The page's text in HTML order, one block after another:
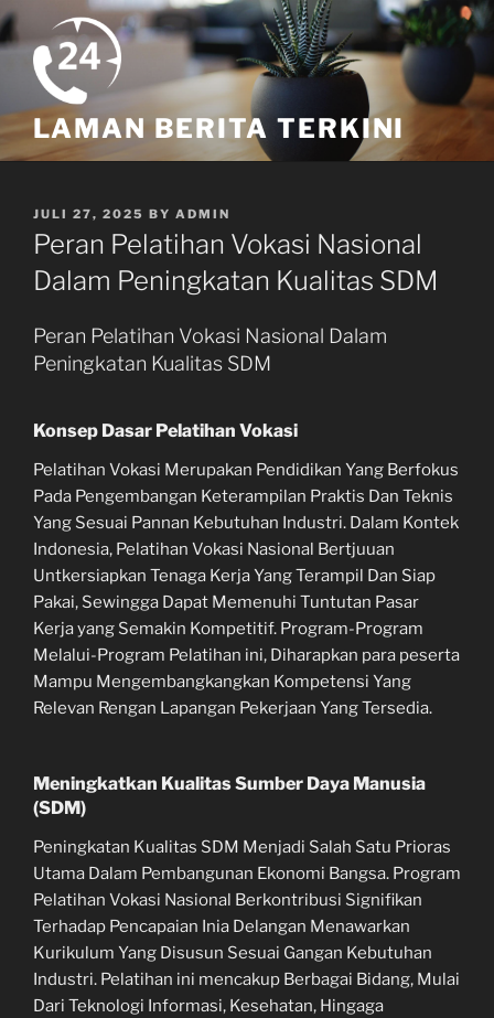
Skip
to
content
LAMAN BERITA TERKINI
POSTED
ON
JULI 27, 2025 BY ADMIN
Peran Pelatihan Vokasi Nasional
Dalam Peningkatan Kualitas SDM
Peran Pelatihan Vokasi Nasional Dalam
Peningkatan Kualitas SDM
Konsep Dasar Pelatihan Vokasi
Pelatihan Vokasi Merupakan Pendidikan Yang Berfokus
Pada Pengembangan Keterampilan Praktis Dan Teknis
Yang Sesuai Pannan Kebutuhan Industri. Dalam Kontek
Indonesia, Pelatihan Vokasi Nasional Bertjuuan
Untkersiapkan Tenaga Kerja Yang Terampil Dan Siap
Pakai, Sewingga Dapat Memenuhi Tuntutan Pasar
Kerja yang Semakin Kompetitif. Program-Program
Melalui-Program Pelatihan ini, Diharapkan para peserta
Mampu Mengembangkangkan Kompetensi Yang
Relevan Rengan Lapangan Pekerjaan Yang Tersedia.
Meningkatkan Kualitas Sumber Daya Manusia
(SDM)
Peningkatan Kualitas SDM Menjadi Salah Satu Prioras
Utama Dalam Pembangunan Ekonomi Bangsa. Program
Pelatihan Vokasi Nasional Berkontribusi Signifikan
Terhadap Pencapaian Inia Delangan Menawarkan
Kurikulum Yang Disusun Sesuai Gangan Kebutuhan
Industri. Pelatihan ini mencakup Berbagai Bidang, Mulai
Dari Teknologi Informasi, Kesehatan, Hingaga